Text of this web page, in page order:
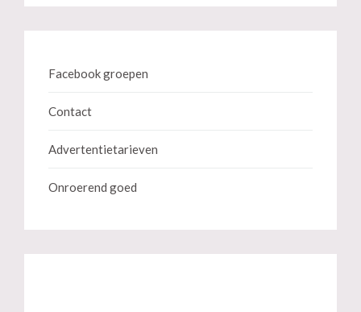
Facebook groepen
Contact
Advertentietarieven
Onroerend goed